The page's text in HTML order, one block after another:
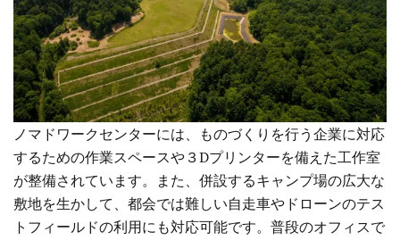
ノマドワークセンターには、ものづくりを行う企業に対応
するための作業スペースや３Dプリンターを備えた工作室
が整備されています。また、併設するキャンプ場の広大な
敷地を生かして、都会では難しい自走車やドローンのテス
トフィールドの利用にも対応可能です。普段のオフィスで